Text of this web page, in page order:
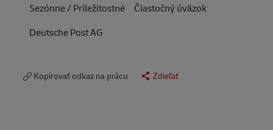
Sezónne / Príležitostné
Čiastočný úväzok
Deutsche Post AG
Kopírovať odkaz na prácu Zdieľať